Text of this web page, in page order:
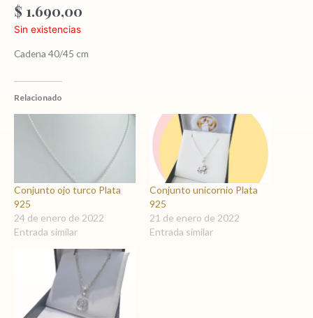
$ 1.690,00
Sin existencias
Cadena 40/45 cm
Relacionado
Conjunto ojo turco Plata
925
24 de enero de 2022
Entrada similar
Conjunto unicornio Plata
925
21 de enero de 2022
Entrada similar